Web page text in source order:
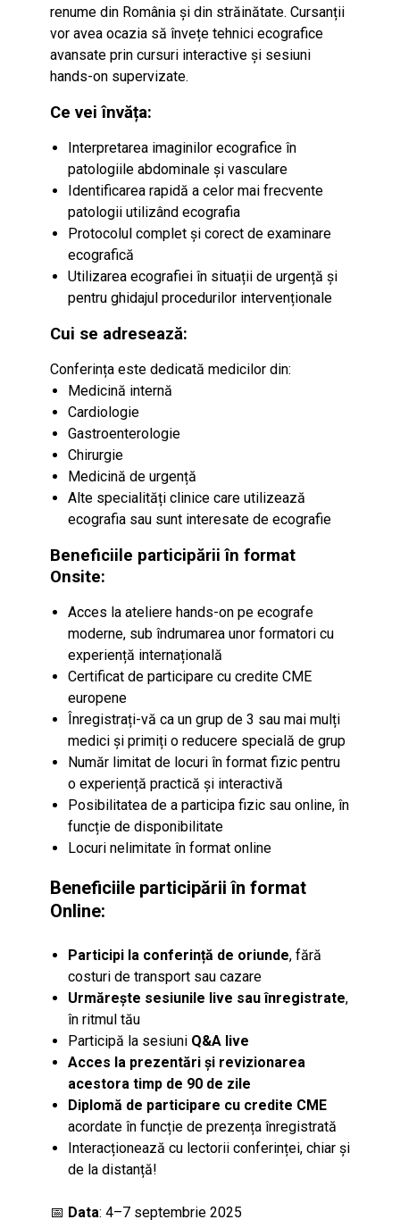
renume din România și din străinătate. Cursanții
vor avea ocazia să învețe tehnici ecografice
avansate prin cursuri interactive și sesiuni
hands-on supervizate.
Ce vei învăța:
Interpretarea imaginilor ecografice în
patologiile abdominale și vasculare
Identificarea rapidă a celor mai frecvente
patologii utilizând ecografia
Protocolul complet și corect de examinare
ecografică
Utilizarea ecografiei în situații de urgență și
pentru ghidajul procedurilor intervenționale
Cui se adresează:
Conferința este dedicată medicilor din:
Medicină internă
Cardiologie
Gastroenterologie
Chirurgie
Medicină de urgență
Alte specialități clinice care utilizează
ecografia sau sunt interesate de ecografie
Beneficiile participării în format
Onsite:
Acces la ateliere hands-on pe ecografe
moderne, sub îndrumarea unor formatori cu
experiență internațională
Certificat de participare cu credite CME
europene
Înregistrați-vă ca un grup de 3 sau mai mulți
medici și primiți o reducere specială de grup
Număr limitat de locuri în format fizic pentru
o experiență practică și interactivă
Posibilitatea de a participa fizic sau online, în
funcție de disponibilitate
Locuri nelimitate în format online
Beneficiile participării în format
Online:
Participi la conferință de oriunde, fără
costuri de transport sau cazare
Urmărește sesiunile live sau înregistrate,
în ritmul tău
Participă la sesiuni Q&A live
Acces la prezentări și revizionarea
acestora timp de 90 de zile
Diplomă de participare cu credite CME
acordate în funcție de prezența înregistrată
Interacționează cu lectorii conferinței, chiar și
de la distanță!
📅 Data: 4–7 septembrie 2025